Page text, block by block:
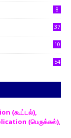
8
37
10
54
(கூட்டல்),
(பெருக்கல்),